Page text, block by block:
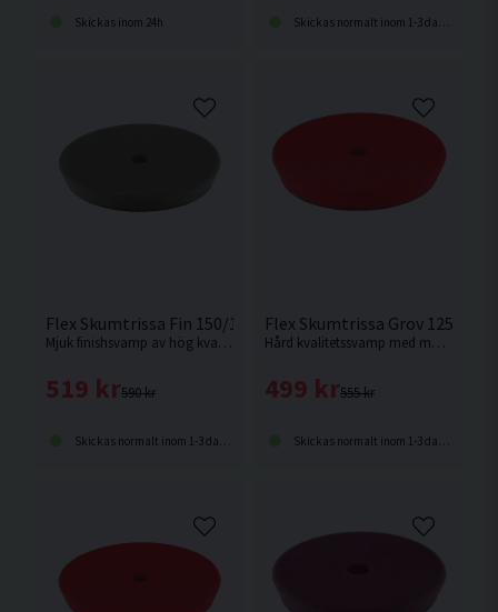
Skickas inom 24h Skickas normalt inom 1-3 dagar
Flex Skumtrissa Fin 150/180mm 2-pack
Mjuk finishsvamp av hög kvalitet som ger maximal djupglans.
590 kr
519 kr
Skickas normalt inom 1-3 dagar
Flex Skumtrissa Grov 125/
Hård kvalitetssvamp med maximal slipeffekt.
555 kr
499 kr
Skickas normalt inom 1-3 dagar